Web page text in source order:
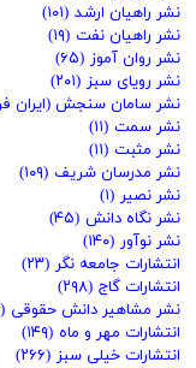
نشر راهیان ارشد (۱۰۱)
نشر راهیان نفت (۱۹)
نشر روان آموز (۶۵)
نشر رویای سبز (۲۰۱)
نشر سامان سنجش (ایران
نشر سمت (۱۱)
نشر مثبت (۱۱)
نشر مدرسان شریف (۱۰۹)
نشر نصیر (۱)
نشر نگاه دانش (۴۵)
نشر نوآور (۱۴۰)
انتشارات جامعه نگر (۲۳)
انتشارات گاج (۲۹۸)
نشر مشاهیر دانش حقوقی (۲۴)
انتشارات مهر و ماه (۱۴۹)
انتشارات خیلی سبز (۲۶۶)